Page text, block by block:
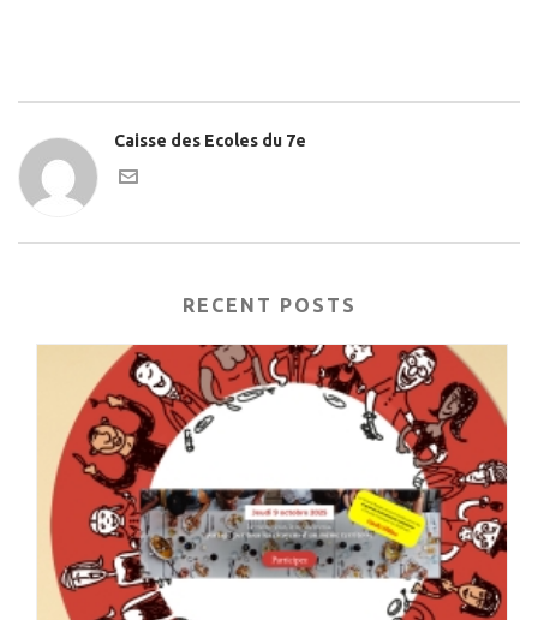
Caisse des Ecoles du 7e
RECENT POSTS